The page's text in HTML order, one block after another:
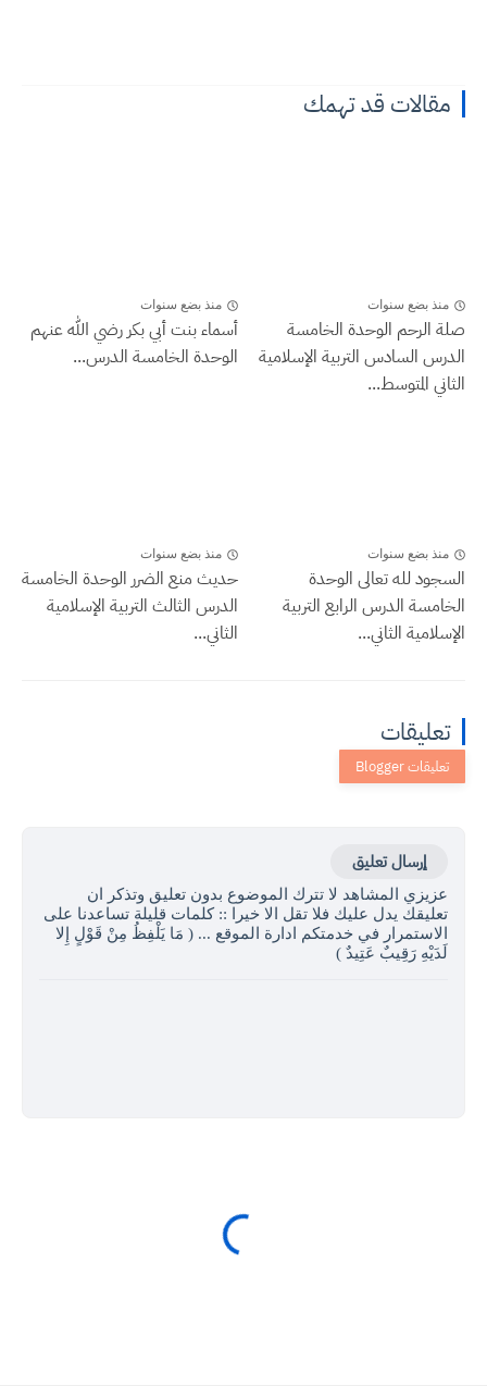
مقالات قد تهمك
منذ بضع سنوات
صلة الرحم الوحدة الخامسة
الدرس السادس التربية الإسلامية
الثاني المتوسط...
منذ بضع سنوات
أسماء بنت أبي بكر رضي الله عنهم
الوحدة الخامسة الدرس...
منذ بضع سنوات
السجود لله تعالى الوحدة
الخامسة الدرس الرابع التربية
الإسلامية الثاني...
منذ بضع سنوات
حديث منع الضرر الوحدة الخامسة
الدرس الثالث التربية الإسلامية
الثاني...
تعليقات
إرسال تعليق
عزيزي المشاهد لا تترك الموضوع بدون تعليق وتذكر ان
تعليقك يدل عليك فلا تقل الا خيرا :: كلمات قليلة تساعدنا على
الاستمرار في خدمتكم ادارة الموقع ... ( مَا يَلْفِظُ مِنْ قَوْلٍ إِلا
لَدَيْهِ رَقِيبٌ عَتِيدٌ )